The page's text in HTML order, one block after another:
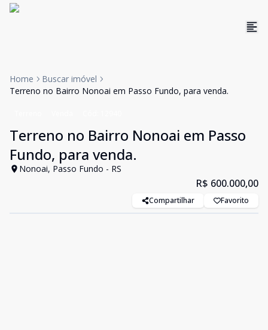
Home
Buscar imóvel
Terreno no Bairro Nonoai em Passo Fundo, para venda.
Terreno no Bairro Nonoai em Passo
Fundo, para venda.
Nonoai, Passo Fundo - RS
R$ 600.000,00
Compartilhar Favorito